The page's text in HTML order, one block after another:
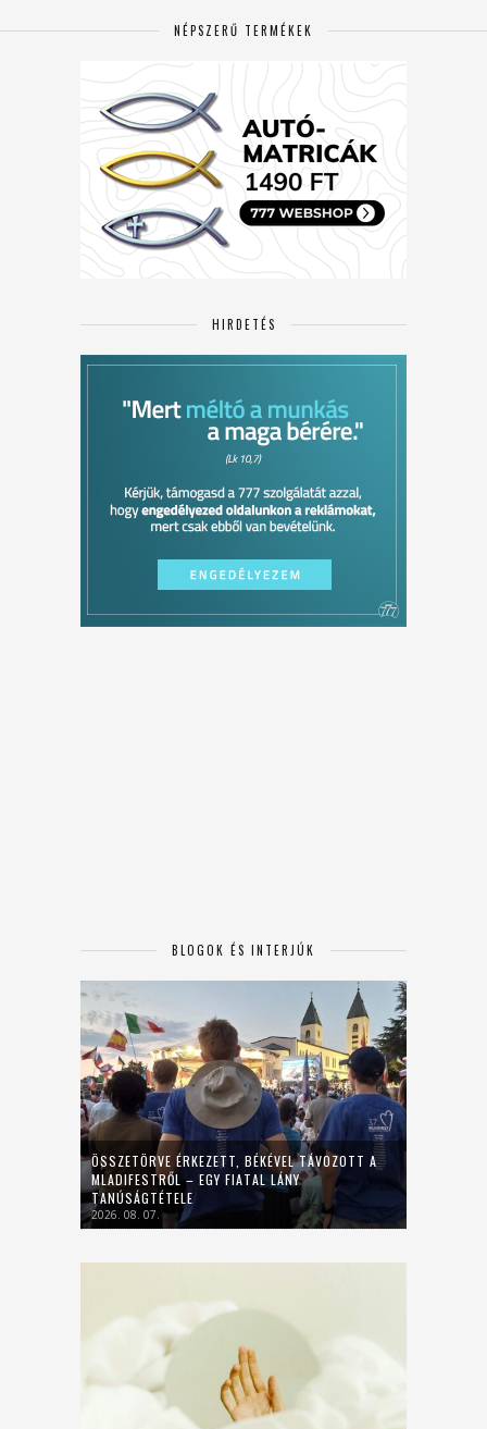
NÉPSZERŰ TERMÉKEK
HIRDETÉS
BLOGOK ÉS INTERJÚK
ÖSSZETÖRVE ÉRKEZETT, BÉKÉVEL TÁVOZOTT A
MLADIFESTRŐL – EGY FIATAL LÁNY
TANÚSÁGTÉTELE
2026. 08. 07.